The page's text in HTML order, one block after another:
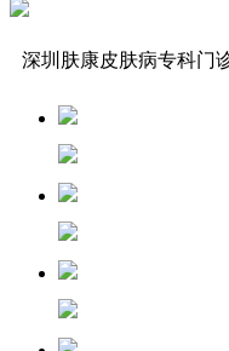
深圳肤康皮肤病专科门